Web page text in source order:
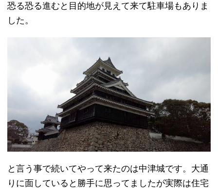
恐る恐る進むと目的地が見えて来て駐車場もありま
した。
と言う事で続いてやって来たのは中津城です。大通
りに面していると勝手に思ってましたが実際は住宅